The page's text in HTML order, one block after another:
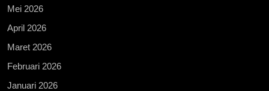
Mei 2026
April 2026
Maret 2026
Februari 2026
Januari 2026